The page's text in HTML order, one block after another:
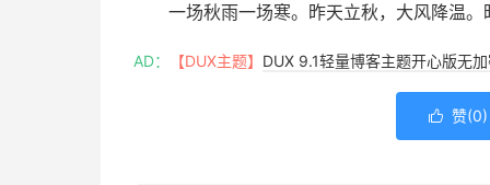
一场秋雨一场寒。昨天立秋，大风降温
AD： 【DUX主题】 DUX 9.1轻量博客主题开心版无
 赞(0)